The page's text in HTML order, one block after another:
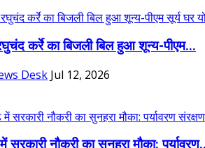
कर्रे का बिजली बिल हुआ शून्य-पीएम...
Desk Jul 12, 2026
सरकारी नौकरी का सुनहरा मौका: